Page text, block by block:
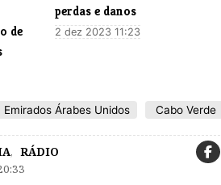
de
perdas e danos
2 dez 2023 11:23
Emirados Árabes Unidos Cabo Verde
, RÁDIO